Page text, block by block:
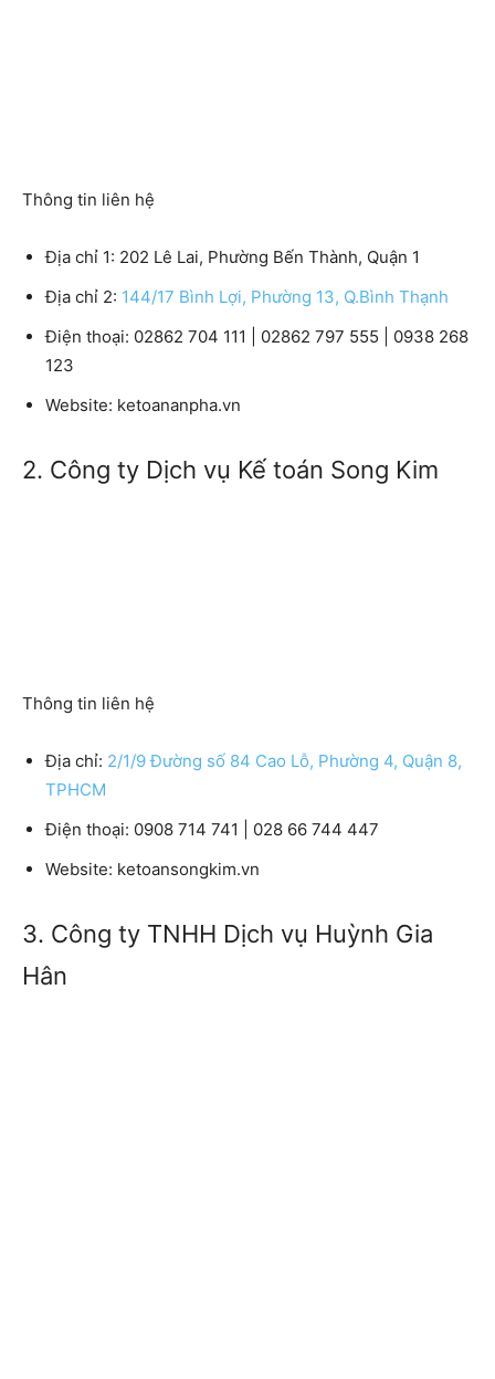
Thông tin liên hệ
Địa chỉ 1: 202 Lê Lai, Phường Bến Thành, Quận 1
Địa chỉ 2: 144/17 Bình Lợi, Phường 13, Q.Bình Thạnh
Điện thoại: 02862 704 111 | 02862 797 555 | 0938 268
123
Website: ketoananpha.vn
2. Công ty Dịch vụ Kế toán Song Kim
Thông tin liên hệ
Địa chỉ: 2/1/9 Đường số 84 Cao Lỗ, Phường 4, Quận 8,
TPHCM
Điện thoại: 0908 714 741 | 028 66 744 447
Website: ketoansongkim.vn
3. Công ty TNHH Dịch vụ Huỳnh Gia
Hân